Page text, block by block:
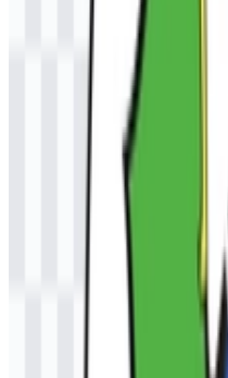
Format file apa saja
Format file yang tersedia
Jenis institusi apa itu
UNSAM adalah universitas
pendidikan diploma, sarjana,
Apa yang membuat
Logo ini menggunakan
yang berasosiasi dengan ilmu
dan identitas maritim, serta
universitas atau singkatan